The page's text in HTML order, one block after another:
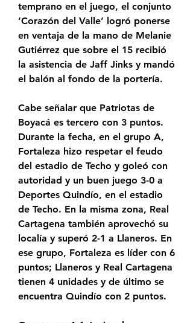
temprano en el juego, el conjunto
‘Corazón del Valle’ logró ponerse
en ventaja de la mano de Melanie
Gutiérrez que sobre el 15 recibió
la asistencia de Jaff Jinks y mandó
el balón al fondo de la portería.
Cabe señalar que Patriotas de
Boyacá es tercero con 3 puntos.
Durante la fecha, en el grupo A,
Fortaleza hizo respetar el feudo
del estadio de Techo y goleó con
autoridad y un buen juego 3-0 a
Deportes Quindío, en el estadio
de Techo. En la misma zona, Real
Cartagena también aprovechó su
localía y superó 2-1 a Llaneros. En
ese grupo, Fortaleza es líder con 6
puntos; Llaneros y Real Cartagena
tienen 4 unidades y de último se
encuentra Quindío con 2 puntos.